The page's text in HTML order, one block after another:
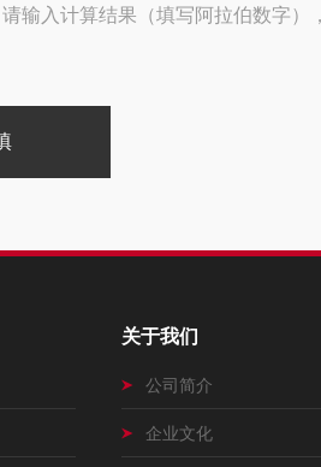
请输入计算结果（填写阿拉伯数字）
关于我们
公司简介
企业文化